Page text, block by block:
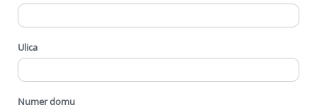
Ulica
Numer domu